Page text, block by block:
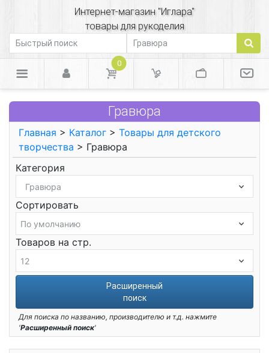
Интернет-магазин "Иглара"
товары для рукоделия
0
Гравюра
Главная > Каталог > Товары для детского
творчества > Гравюра
Категория
Сортировать
Товаров на стр.
Расширенный
поиск
Для поиска по названию, производителю и т.д. нажмите
'Расширенный поиск'